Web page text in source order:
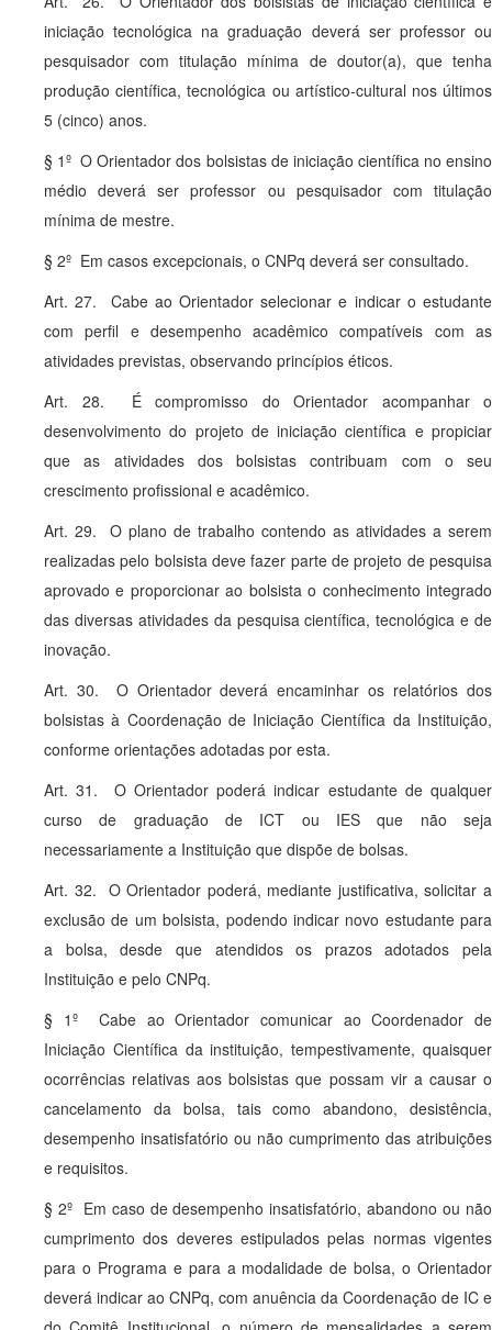
iniciação tecnológica na graduação deverá ser professor ou
pesquisador com titulação mínima de doutor(a), que tenha
produção científica, tecnológica ou artístico-cultural nos últimos
5 (cinco) anos.
§ 1º O Orientador dos bolsistas de iniciação científica no ensino
médio deverá ser professor ou pesquisador com titulação
mínima de mestre.
§ 2º Em casos excepcionais, o CNPq deverá ser consultado.
Art. 27. Cabe ao Orientador selecionar e indicar o estudante
com perfil e desempenho acadêmico compatíveis com as
atividades previstas, observando princípios éticos.
Art. 28. É compromisso do Orientador acompanhar o
desenvolvimento do projeto de iniciação científica e propiciar
que as atividades dos bolsistas contribuam com o seu
crescimento profissional e acadêmico.
Art. 29. O plano de trabalho contendo as atividades a serem
realizadas pelo bolsista deve fazer parte de projeto de pesquisa
aprovado e proporcionar ao bolsista o conhecimento integrado
das diversas atividades da pesquisa científica, tecnológica e de
inovação.
Art. 30. O Orientador deverá encaminhar os relatórios dos
bolsistas à Coordenação de Iniciação Científica da Instituição,
conforme orientações adotadas por esta.
Art. 31. O Orientador poderá indicar estudante de qualquer
curso de graduação de ICT ou IES que não seja
necessariamente a Instituição que dispõe de bolsas.
Art. 32. O Orientador poderá, mediante justificativa, solicitar a
exclusão de um bolsista, podendo indicar novo estudante para
a bolsa, desde que atendidos os prazos adotados pela
Instituição e pelo CNPq.
§ 1º Cabe ao Orientador comunicar ao Coordenador de
Iniciação Científica da instituição, tempestivamente, quaisquer
ocorrências relativas aos bolsistas que possam vir a causar o
cancelamento da bolsa, tais como abandono, desistência,
desempenho insatisfatório ou não cumprimento das atribuições
e requisitos.
§ 2º Em caso de desempenho insatisfatório, abandono ou não
cumprimento dos deveres estipulados pelas normas vigentes
para o Programa e para a modalidade de bolsa, o Orientador
deverá indicar ao CNPq, com anuência da Coordenação de IC e